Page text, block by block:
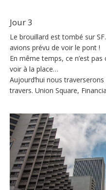
Jour 3
Le brouillard est tombé sur
avions prévu de voir le pont !
En même temps, ce n’est
voir à la place…
Aujourd’hui nous
travers. Union Square,